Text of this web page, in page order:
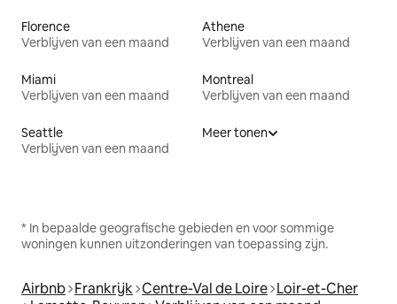
Florence
Verblijven van een maand
Athene
Verblijven van een maand
Miami
Verblijven van een maand
Montreal
Verblijven van een maand
Seattle
Verblijven van een maand
Meer tonen
* In bepaalde geografische gebieden en voor sommige
woningen kunnen uitzonderingen van toepassing zijn.
Airbnb Frankrijk Centre-Val de Loire Loir-et-Cher